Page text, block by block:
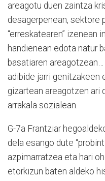
areagotu duen zaintza
desagerpenean, sektore
“erreskatearen” izenean
handienean edota natur
basatiaren
adibide jarri genitzakeen
gizartean areagotzen ari
arrakala sozialean.
G-7a Frantziar
dela esango dute
azpimarratzea eta hari
etorkizun baten aldeko